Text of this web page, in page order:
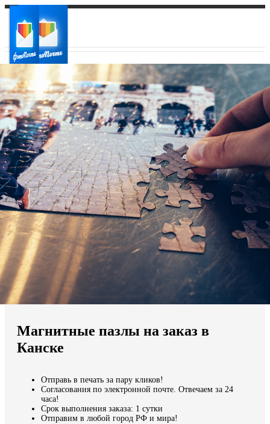
Ваш город:
Ваш регион доставки
Выберите из списка:
Мы доставляем по всему миру
Продолжить без города
Магнитные пазлы на заказ в
Канске
Отправь в печать за пару кликов!
Согласования по электронной почте. Отвечаем за 24
часа!
Срок выполнения заказа: 1 сутки
Отправим в любой город РФ и мира!